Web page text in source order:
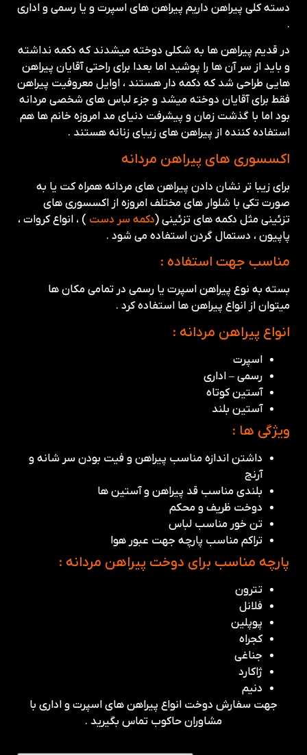
دسته کلی پیراهن داریم پیراهن های اسپرت و یا رسمی و اداری
.
در قدیم پیراهن ها به شکلی دوخته میشدند که دکمه نداشته
و باید از سر آن ها را پوشید اما بعدا برای راحتی آقایان پیراهن
هایی طراحی شد که دکمه دار هستند ، اوایل معروفیت پیراهن
فقط برای آقایان دوخته میشد و جزء لباس های شخصی مردانه
بود اما با گذشت زمان و پیشرفت دنیای مد امروزه خانم ها هم
استفاده کننده از پیراهن های زیبای زنانه هستند .
اکسسوری های پیراهن مردانه
برای زیبا تر نشان دادن پیراهن های مردانه همراه کت یا به
صورت تکی با شلوار های مختلف امروزه از اکسسوری های
تزئینی مثل دکمه های تزئینی (دکمه سر دست ) ، انواع کروات ،
پاپیون ، دستمال گردن استفاده می شود .
مناسب جهت استفاده :
بسته به نوع پیراهن اسپرت یا رسمی در تمامی مکان ها
میتوان از انواع پیراهن ها استفاده کرد .
انواع پیراهن مردانه :
اسپرت
رسمی – اداری
آستین کوتاه
آستین بلند
ویژگی ها :
داشتن اندازه مناسب پیراهن و فیت بودن سر شانه و
آرنج
بلندی مناسب قد پیراهن و آستین ها
دوخت ظریف و محکم
تن خور مناسب لباس
تراکم مناسب پارچه جهت عبور هوا
پارچه مناسب برای دوخت پیراهن مردانه :
تترون
فلانل
پوپلین
کجراه
جناغی
ژاکارد
دنیم
جهت سفارش دوخت انواع پیراهن های اسپرت و اداری با
مشاوران حاکوب تماس بگیرید .